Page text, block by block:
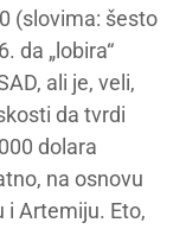
(slovima: šesto
da „lobira“
ali je, veli,
da tvrdi
dolara
na osnovu
i Artemiju. Eto,